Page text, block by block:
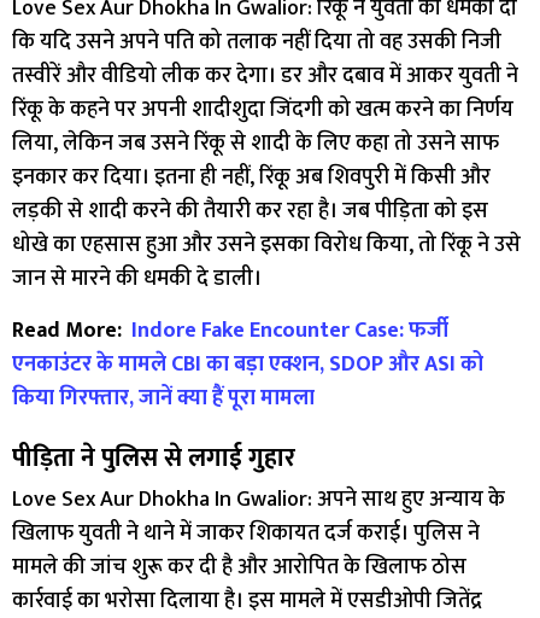
Love Sex Aur Dhokha In Gwalior: रिंकू ने युवती को धमकी दी
कि यदि उसने अपने पति को तलाक नहीं दिया तो वह उसकी निजी
तस्वीरें और वीडियो लीक कर देगा। डर और दबाव में आकर युवती ने
रिंकू के कहने पर अपनी शादीशुदा जिंदगी को खत्म करने का निर्णय
लिया, लेकिन जब उसने रिंकू से शादी के लिए कहा तो उसने साफ
इनकार कर दिया। इतना ही नहीं, रिंकू अब शिवपुरी में किसी और
लड़की से शादी करने की तैयारी कर रहा है। जब पीड़िता को इस
धोखे का एहसास हुआ और उसने इसका विरोध किया, तो रिंकू ने उसे
जान से मारने की धमकी दे डाली।
Read More: Indore Fake Encounter Case: फर्जी
एनकाउंटर के मामले CBI का बड़ा एक्शन, SDOP और ASI को
किया गिरफ्तार, जानें क्या हैं पूरा मामला
पीड़िता ने पुलिस से लगाई गुहार
Love Sex Aur Dhokha In Gwalior: अपने साथ हुए अन्याय के
खिलाफ युवती ने थाने में जाकर शिकायत दर्ज कराई। पुलिस ने
मामले की जांच शुरू कर दी है और आरोपित के खिलाफ ठोस
कार्रवाई का भरोसा दिलाया है। इस मामले में एसडीओपी जितेंद्र